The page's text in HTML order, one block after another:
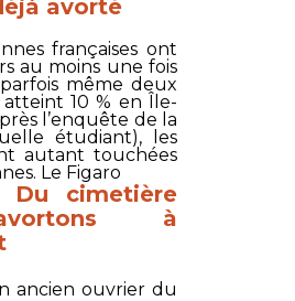
avorté
françaises ont
au moins une fois
même deux
10 % en Île-
l’enquête de la
étudiant), les
autant touchées
Le Figaro
Du cimetière
à
ancien ouvrier du